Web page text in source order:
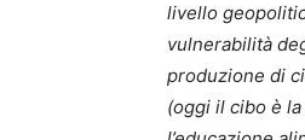
livello
vulnerabilità
produzione di
(oggi il cibo è